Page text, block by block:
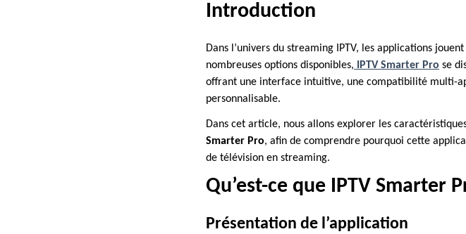
Introduction
Dans l’univers du streaming IPTV, les applications
nombreuses options disponibles,
IPTV Smarter Pro se
offrant une interface intuitive, une compatibilité multi-
personnalisable.
Dans cet article, nous allons explorer les
Smarter Pro, afin de comprendre pourquoi cette
de télévision en streaming.
Qu’est-ce que IPTV Smarter
Présentation de l’application